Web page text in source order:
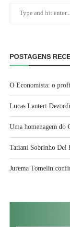
POSTAGENS
O Economista: o
Lucas Lautert
Uma homenagem do
Tatiani Sobrinho Del
Jurema Tomelin